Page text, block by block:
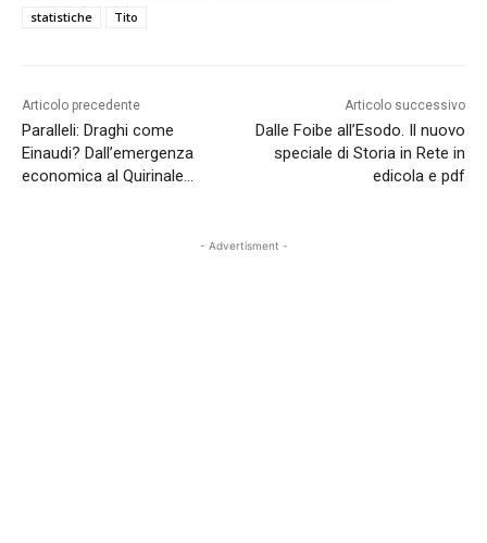
statistiche
Tito
Articolo precedente
Paralleli: Draghi come
Einaudi? Dall’emergenza
economica al Quirinale…
Articolo successivo
Dalle Foibe all’Esodo. Il nuovo
speciale di Storia in Rete in
edicola e pdf
- Advertisment -